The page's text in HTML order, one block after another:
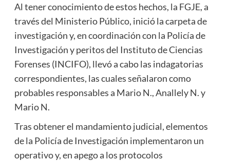
Al tener conocimiento de estos hechos, la FGJE, a
través del Ministerio Público, inició la carpeta de
investigación y, en coordinación con la Policía de
Investigación y peritos del Instituto de Ciencias
Forenses (INCIFO), llevó a cabo las indagatorias
correspondientes, las cuales señalaron como
probables responsables a Mario N., Anallely N. y
Mario N.
Tras obtener el mandamiento judicial, elementos
de la Policía de Investigación implementaron un
operativo y, en apego a los protocolos